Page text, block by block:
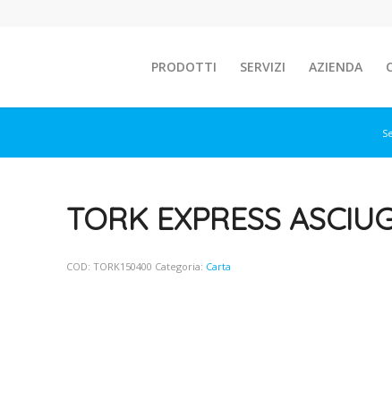
PRODOTTI SERVIZI AZIENDA
TORK EXPRESS
COD: TORK150400 Categoria: Carta